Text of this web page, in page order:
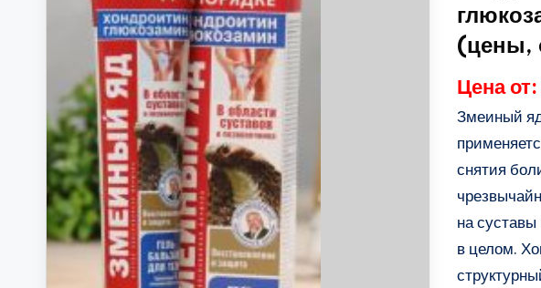
(цены,
Цена
Змеиный
снятия
на
в целом.